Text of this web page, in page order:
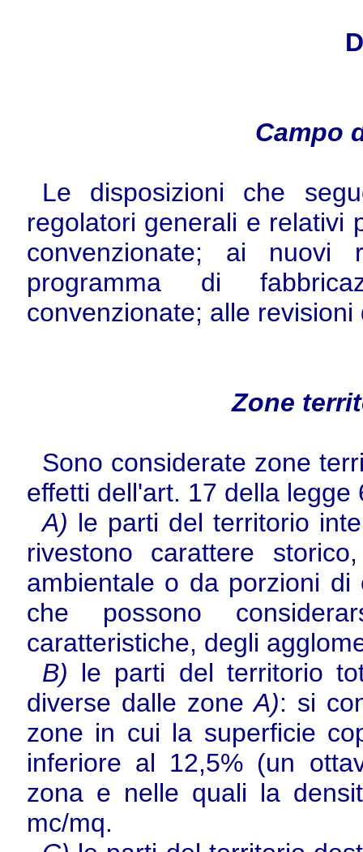
Campo
Le disposizioni che
regolatori generali e relativi
convenzionate; ai nuovi
programma di
convenzionate; alle
Zone
Sono considerate zone
effetti dell'art. 17 della
A) le parti del territorio
rivestono carattere
ambientale o da porzioni
che possono
caratteristiche, degli
B) le parti del territorio
diverse dalle zoneA): si
zone in cui la superficie
inferiore al 12,5% (un
zona e nelle quali la
mc/mq.